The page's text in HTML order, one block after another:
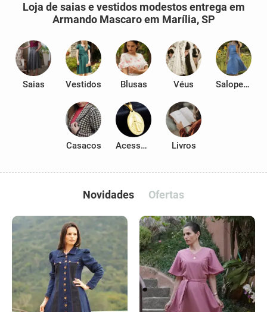
Loja de saias e vestidos modestos entrega em
Armando Mascaro em Marília, SP
Saias Vestidos Blusas Véus Salopetes
Casacos Acessórios Livros
Novidades Ofertas